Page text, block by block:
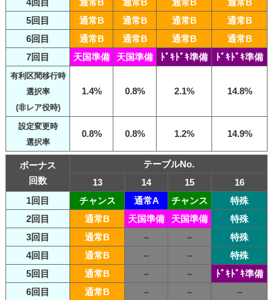
5回目
通常B 通常B 通常B
通常B
6回目
通常B 通常B 通常B
通常B
7回目
天国準備 天国準備 ﾄﾞｷﾄﾞｷ準備 ﾄﾞｷﾄﾞｷ準備
有利区間移行時
選択率
(非レア役時)
1.4% 0.8% 2.1% 14.8%
設定変更時
選択率
0.8% 0.8% 1.2% 14.9%
ボーナス
回数
テーブルNo.
13
14 15
16
1回目
チャンス 通常A チャンス
特殊
2回目
通常B 天国準備 天国準備
特殊
3回目
通常B – –
特殊
4回目
通常B – –
特殊
5回目
通常B – –
ﾄﾞｷﾄﾞｷ準備
6回目
通常B – –
–